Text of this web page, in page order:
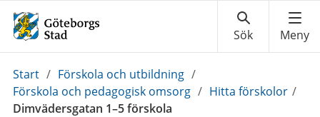
Du
är
här:
Start / Förskola och utbildning /
Förskola och pedagogisk omsorg / Hitta förskolor /
Dimvädersgatan 1–5 förskola